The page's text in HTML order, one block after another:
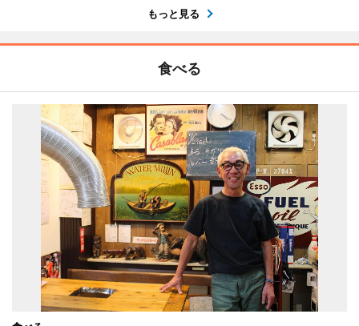
もっと見る
食べる